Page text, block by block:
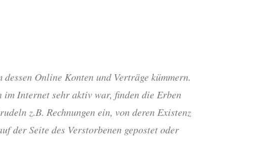
Online Konten und Verträge kümmern.
im Internet sehr aktiv war, finden die Erben
z.B. Rechnungen ein, von deren Existenz
der Seite des Verstorbenen gepostet oder